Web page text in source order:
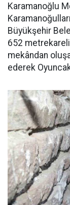
Karamanoğlu
Büyükşehir
652
mekândan
ederek